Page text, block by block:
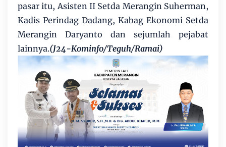
pasar itu, Asisten II Setda Merangin Suherman,
Kadis Perindag Dadang, Kabag Ekonomi Setda
Merangin Daryanto dan sejumlah pejabat
lainnya.(J24-Kominfo/Teguh/Ramai)